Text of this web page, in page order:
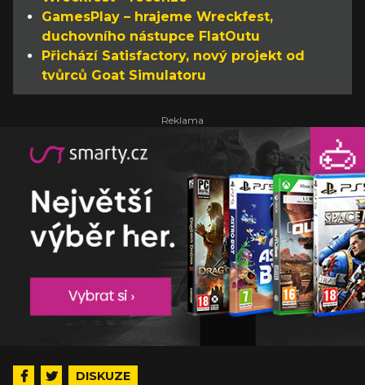
GamesPlay – hrajeme Wreckfest,
duchovního nástupce FlatOutu
Přichází Satisfactory, nový projekt od
tvůrců Goat Simulatoru
DISKUZE